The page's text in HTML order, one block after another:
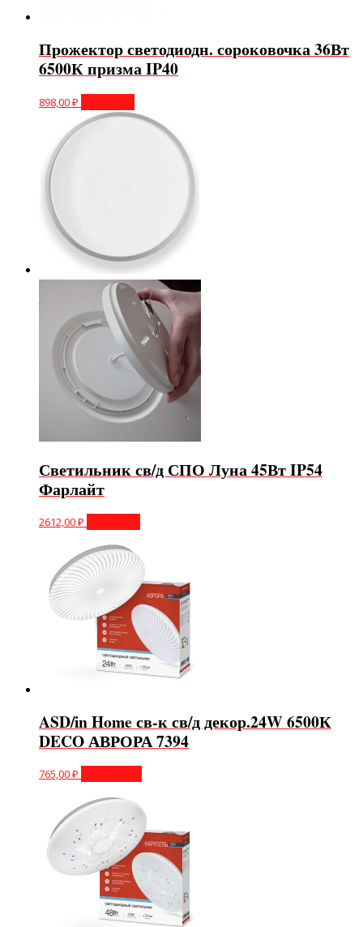
Прожектор светодиодн. сороковочка 36Вт
6500К призма IP40
898,00₽
Светильник св/д СПО Луна 45Вт IP54
Фарлайт
2612,00₽
ASD/in Home св-к св/д декор.24W 6500К
DECO АВРОРА 7394
765,00₽